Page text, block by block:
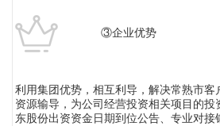
③企业优势
利用集团优势，相互利导，解决常熟市客
资源输导，为公司经营投资相关项目的
东股份出资资金日期到位公告、专业对